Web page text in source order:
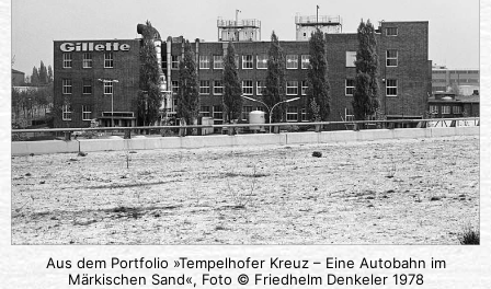
Aus dem Portfolio »Tempelhofer Kreuz – Eine Autobahn im
Märkischen Sand«, Foto © Friedhelm Denkeler 1978